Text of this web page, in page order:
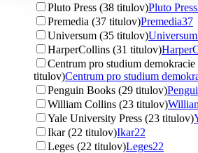
Pluto Press (38 titulov)Pluto Press
Premedia (37 titulov)Premedia37
Universum (35 titulov)Universum
HarperCollins (31 titulov)
Centrum pro studium
titulov)Centrum pro studium
Penguin Books (29 titulov)
William Collins (23 titulov)
Yale University Press (23 titulov)
Ikar (22 titulov)Ikar22
Leges (22 titulov)Leges22